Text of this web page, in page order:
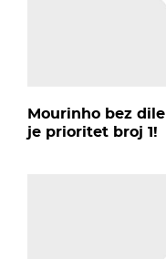
Mourinho bez
je prioritet broj 1!